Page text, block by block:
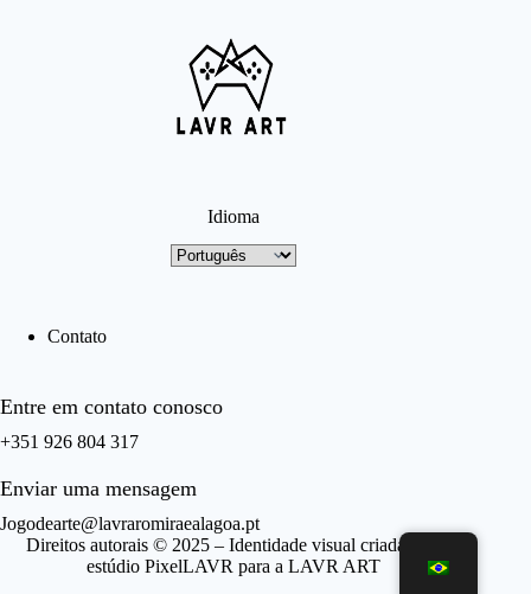
Idioma
Idioma
Contato
Entre em contato conosco
+351 926 804 317
Enviar uma mensagem
Jogodearte@lavraromiraealagoa.pt
Direitos autorais © 2025 – Identidade visual criada pelo
estúdio PixelLAVR para a LAVR ART